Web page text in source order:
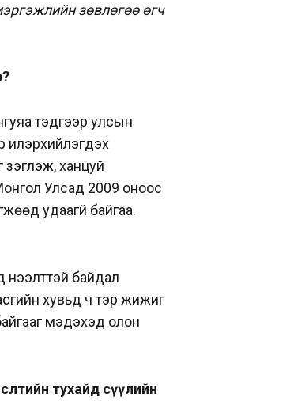
зөвлөгөө өгч
тэдгээр улсын
илэрхийлэгдэх
ханцуй
Улсад 2009 оноос
удаагүй байгаа.
нээлттэй байдал
хувьд ч тэр жижиг
мэдэхэд олон
тухайд сүүлийн